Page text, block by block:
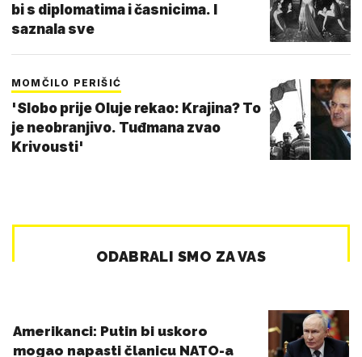
bi s diplomatima i časnicima. I
saznala sve
MOMČILO PERIŠIĆ
'Slobo prije Oluje rekao: Krajina? To
je neobranjivo. Tuđmana zvao
Krivousti'